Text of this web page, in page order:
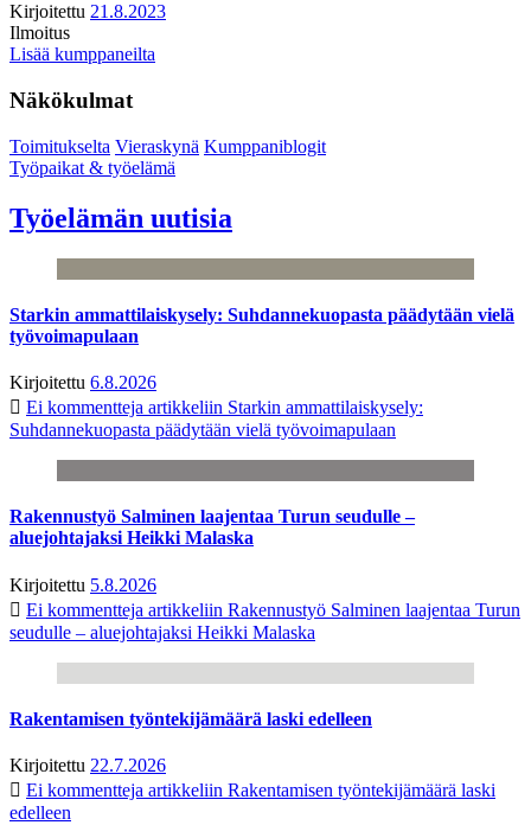
Kirjoitettu 21.8.2023
Ilmoitus
Lisää kumppaneilta
Näkökulmat
Toimitukselta Vieraskynä Kumppaniblogit
Työpaikat & työelämä
Työelämän uutisia
Starkin ammattilaiskysely: Suhdannekuopasta päädytään vielä
työvoimapulaan
Kirjoitettu 6.8.2026
Ei kommentteja artikkeliin Starkin ammattilaiskysely:
Suhdannekuopasta päädytään vielä työvoimapulaan
Rakennustyö Salminen laajentaa Turun seudulle –
aluejohtajaksi Heikki Malaska
Kirjoitettu 5.8.2026
Ei kommentteja artikkeliin Rakennustyö Salminen laajentaa Turun
seudulle – aluejohtajaksi Heikki Malaska
Rakentamisen työntekijämäärä laski edelleen
Kirjoitettu 22.7.2026
Ei kommentteja artikkeliin Rakentamisen työntekijämäärä laski
edelleen